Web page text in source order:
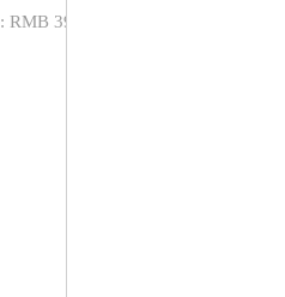
39 元)